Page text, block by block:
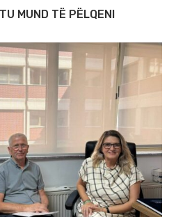
MUND TË PËLQENI